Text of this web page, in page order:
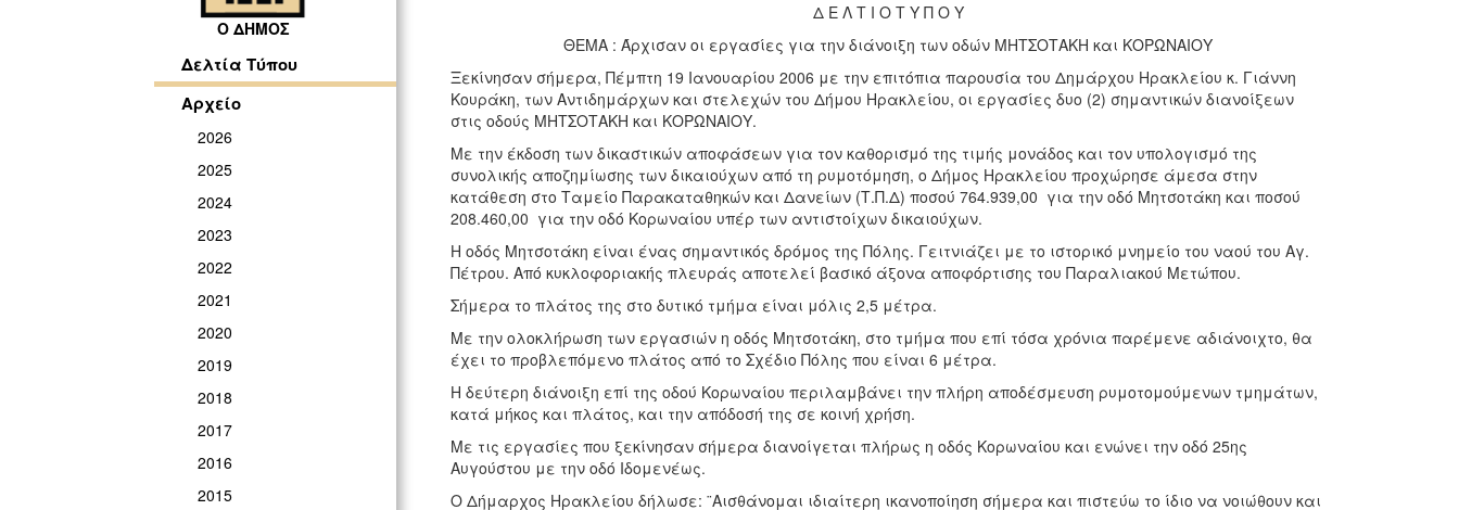
Ο ΔΗΜΟΣ
Δελτία Τύπου
Αρχείο
2026
2025
2024
2023
2022
2021
2020
2019
2018
2017
2016
2015
Δ Ε Λ Τ Ι Ο Τ Υ Π Ο Υ
ΘΕΜΑ : Άρχισαν οι εργασίες για την διάνοιξη των οδών ΜΗΤΣΟΤΑΚΗ και ΚΟΡΩΝΑΙΟΥ
Ξεκίνησαν σήμερα, Πέμπτη 19 Ιανουαρίου 2006 με την επιτόπια παρουσία του Δημάρχου Ηρακλείου κ. Γιάννη
Κουράκη, των Αντιδημάρχων και στελεχών του Δήμου Ηρακλείου, οι εργασίες δυο (2) σημαντικών διανοίξεων
στις οδούς ΜΗΤΣΟΤΑΚΗ και ΚΟΡΩΝΑΙΟΥ.
Με την έκδοση των δικαστικών αποφάσεων για τον καθορισμό της τιμής μονάδος και τον υπολογισμό της
συνολικής αποζημίωσης των δικαιούχων από τη ρυμοτόμηση, ο Δήμος Ηρακλείου προχώρησε άμεσα στην
κατάθεση στο Ταμείο Παρακαταθηκών και Δανείων (Τ.Π.Δ) ποσού 764.939,00  για την οδό Μητσοτάκη και ποσού
208.460,00  για την οδό Κορωναίου υπέρ των αντιστοίχων δικαιούχων.
Η οδός Μητσοτάκη είναι ένας σημαντικός δρόμος της Πόλης. Γειτνιάζει με το ιστορικό μνημείο του ναού του Αγ.
Πέτρου. Από κυκλοφοριακής πλευράς αποτελεί βασικό άξονα αποφόρτισης του Παραλιακού Μετώπου.
Σήμερα το πλάτος της στο δυτικό τμήμα είναι μόλις 2,5 μέτρα.
Με την ολοκλήρωση των εργασιών η οδός Μητσοτάκη, στο τμήμα που επί τόσα χρόνια παρέμενε αδιάνοιχτο, θα
έχει το προβλεπόμενο πλάτος από το Σχέδιο Πόλης που είναι 6 μέτρα.
Η δεύτερη διάνοιξη επί της οδού Κορωναίου περιλαμβάνει την πλήρη αποδέσμευση ρυμοτομούμενων τμημάτων,
κατά μήκος και πλάτος, και την απόδοσή της σε κοινή χρήση.
Με τις εργασίες που ξεκίνησαν σήμερα διανοίγεται πλήρως η οδός Κορωναίου και ενώνει την οδό 25ης
Αυγούστου με την οδό Ιδομενέως.
Ο Δήμαρχος Ηρακλείου δήλωσε: ¨Αισθάνομαι ιδιαίτερη ικανοποίηση σήμερα και πιστεύω το ίδιο να νοιώθουν και